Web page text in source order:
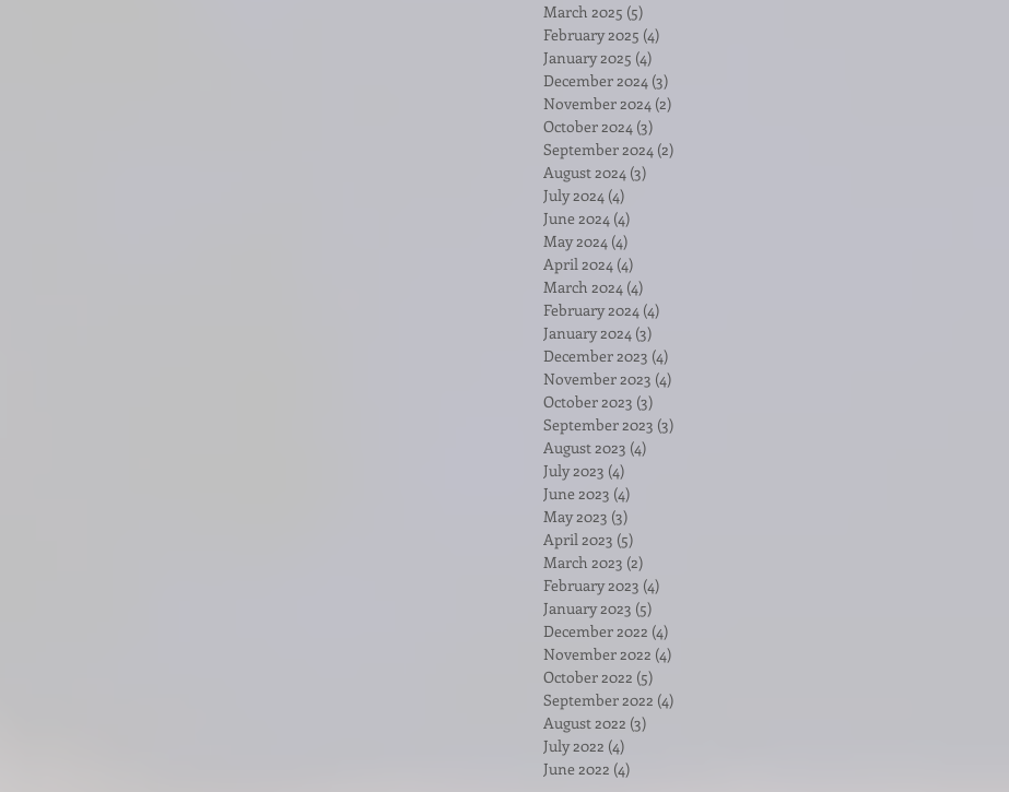
March 2025 (5)
February 2025 (4)
January 2025 (4)
December 2024 (3)
November 2024 (2)
October 2024 (3)
September 2024 (2)
August 2024 (3)
July 2024 (4)
June 2024 (4)
May 2024 (4)
April 2024 (4)
March 2024 (4)
February 2024 (4)
January 2024 (3)
December 2023 (4)
November 2023 (4)
October 2023 (3)
September 2023 (3)
August 2023 (4)
July 2023 (4)
June 2023 (4)
May 2023 (3)
April 2023 (5)
March 2023 (2)
February 2023 (4)
January 2023 (5)
December 2022 (4)
November 2022 (4)
October 2022 (5)
September 2022 (4)
August 2022 (3)
July 2022 (4)
June 2022 (4)